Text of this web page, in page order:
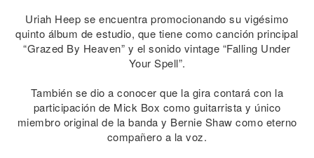
Uriah Heep se encuentra promocionando su vigésimo
quinto álbum de estudio, que tiene como canción principal
“Grazed By Heaven” y el sonido vintage “Falling Under
Your Spell”.
También se dio a conocer que la gira contará con la
participación de Mick Box como guitarrista y único
miembro original de la banda y Bernie Shaw como eterno
compañero a la voz.